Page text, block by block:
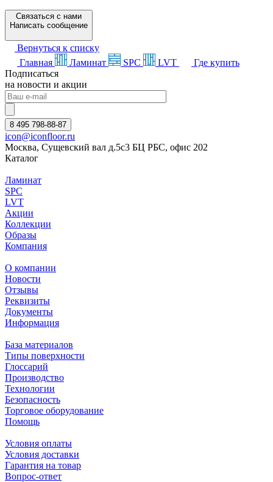
Связаться с нами
Написать сообщение
Вернуться к списку
Главная
Ламинат SPC LVT
Где купить
Подписаться
на новости и акции
8 495 798-88-87
icon@iconfloor.ru
Москва, Сущевский вал д.5с3 БЦ РБС, офис 202
Каталог
Ламинат
SPC
LVT
Акции
Коллекции
Образы
Компания
О компании
Новости
Отзывы
Реквизиты
Документы
Информация
База материалов
Типы поверхности
Глоссарий
Производство
Технологии
Безопасность
Торговое оборудование
Помощь
Условия оплаты
Условия доставки
Гарантия на товар
Вопрос-ответ